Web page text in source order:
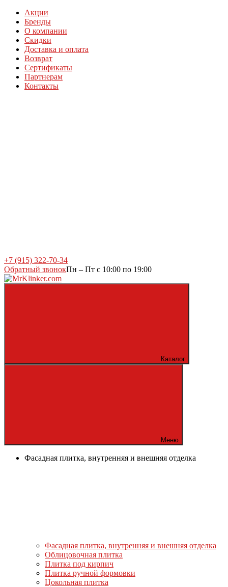
Акции
Бренды
О компании
Скидки
Доставка и оплата
Возврат
Сертификаты
Партнерам
Контакты
+7 (915) 322-70-34
Обратный звонокПн – Пт с 10:00 по 19:00
Каталог
Меню
Фасадная плитка, внутренняя и внешняя отделка
Фасадная плитка, внутренняя и внешняя отделка
Облицовочная плитка
Плитка под кирпич
Плитка ручной формовки
Цокольная плитка